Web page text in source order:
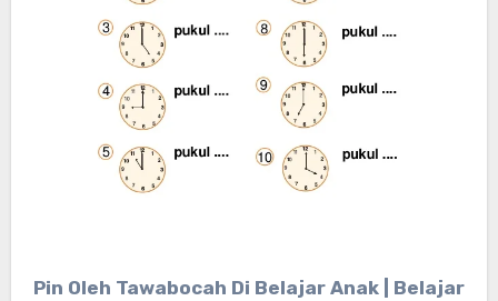
Pin Oleh Tawabocah Di Belajar Anak | Belajar